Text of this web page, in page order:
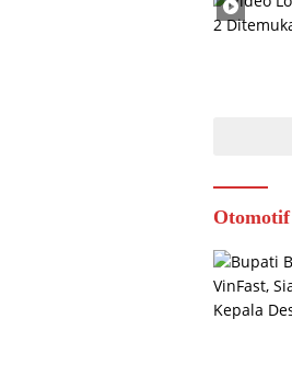
Otomotif